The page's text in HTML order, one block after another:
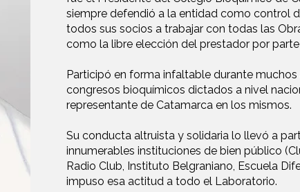
siempre defendió a la entidad como control
todos sus socios a trabajar con todas las
como la libre elección del prestador por
Participó en forma infaltable durante muchos
congresos bioquímicos dictados a nivel
representante de Catamarca en los mismos.
Su conducta altruista y solidaria lo llevó a
innumerables instituciones de bien público
Radio Club, Instituto Belgraniano, Escuela
impuso esa actitud a todo el Laboratorio.